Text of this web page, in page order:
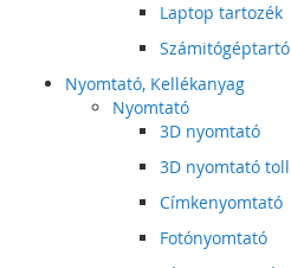
Laptop tartozék
Számitógéptartó
Nyomtató, Kellékanyag
Nyomtató
3D nyomtató
3D nyomtató toll
Címkenyomtató
Fotónyomtató